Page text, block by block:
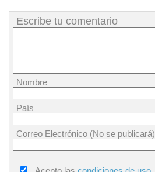
Escribe tu comentario
Nombre
País
Correo Electrónico (No se publicará)